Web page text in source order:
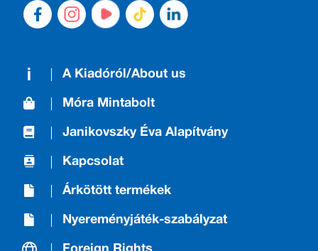
A Kiadóról/About us
Móra Mintabolt
Janikovszky Éva Alapítvány
Kapcsolat
Árkötött termékek
Nyereményjáték-szabályzat